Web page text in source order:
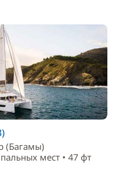
(Багамы)
мест • 47 фт